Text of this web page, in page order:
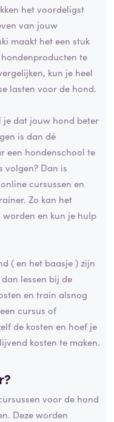
het voordeligst
van jouw
maakt het een stuk
te
kun je heel
lasten voor de hond.
dat jouw hond beter
is dan dé
een hondenschool te
volgen? Dan is
cursussen en
Zo kan het
en kun je hulp
( en het baasje ) zijn
lessen bij de
en train alsnog
cursus of
de kosten en hoef je
kosten te maken.
voor de hond
Deze worden